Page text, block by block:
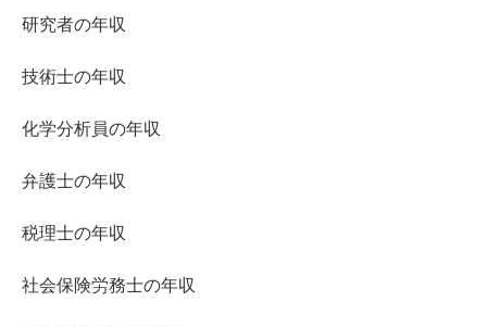
研究者の年収
技術士の年収
化学分析員の年収
弁護士の年収
税理士の年収
社会保険労務士の年収